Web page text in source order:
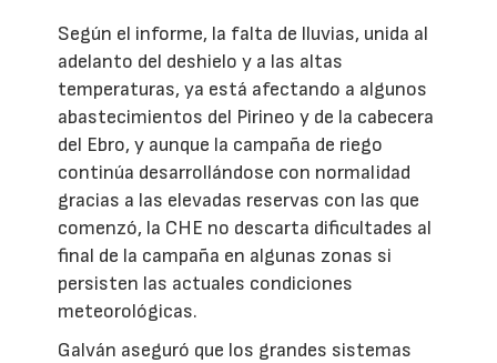
Según el informe, la falta de lluvias, unida al
adelanto del deshielo y a las altas
temperaturas, ya está afectando a algunos
abastecimientos del Pirineo y de la cabecera
del Ebro, y aunque la campaña de riego
continúa desarrollándose con normalidad
gracias a las elevadas reservas con las que
comenzó, la CHE no descarta dificultades al
final de la campaña en algunas zonas si
persisten las actuales condiciones
meteorológicas.
Galván aseguró que los grandes sistemas